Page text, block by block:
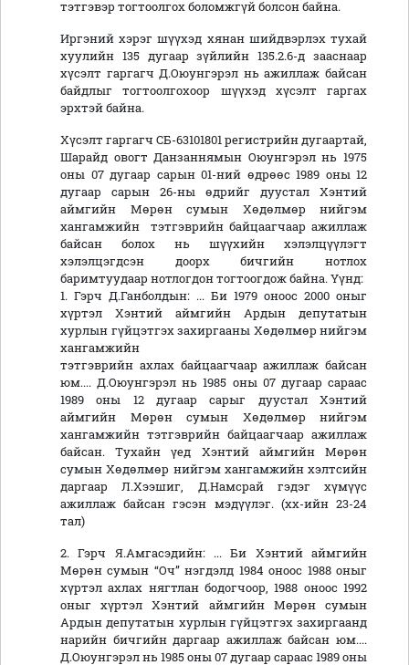
тэтгэвэр тогтоолгох боломжгүй болсон байна.
Иргэний хэрэг шүүхэд хянан шийдвэрлэх тухай
хуулийн 135 дугаар зүйлийн 135.2.6-д зааснаар
хүсэлт гаргагч Д.Оюунгэрэл нь ажиллаж байсан
байдлыг тогтоолгохоор шүүхэд хүсэлт гаргах
эрхтэй байна.
Хүсэлт гаргагч СБ-63101801 регистрийн дугаартай,
Шарайд овогт Данзаннямын Оюунгэрэл нь 1975
оны 07 дугаар сарын 01-ний өдрөөс 1989 оны 12
дугаар сарын 26-ны өдрийг дуустал Хэнтий
аймгийн Мөрөн сумын Хөдөлмөр нийгэм
хангамжийн тэтгэврийн байцаагчаар ажиллаж
байсан болох нь шүүхийн хэлэлцүүлэгт
хэлэлцэгдсэн доорх бичгийн нотлох
баримтуудаар нотлогдон тогтоогдож байна. Үүнд:
1. Гэрч Д.Ганболдын: ... Би 1979 оноос 2000 оныг
хүртэл Хэнтий аймгийн Ардын депутатын
хурлын гүйцэтгэх захиргааны Хөдөлмөр нийгэм
хангамжийн
тэтгэврийн ахлах байцаагчаар ажиллаж байсан
юм.... Д.Оюунгэрэл нь 1985 оны 07 дугаар сараас
1989 оны 12 дугаар сарыг дуустал Хэнтий
аймгийн Мөрөн сумын Хөдөлмөр нийгэм
хангамжийн тэтгэврийн байцаагчаар ажиллаж
байсан. Тухайн үед Хэнтий аймгийн Мөрөн
сумын Хөдөлмөр нийгэм хангамжийн хэлтсийн
даргаар Л.Хээшиг, Д.Намсрай гэдэг хүмүүс
ажиллаж байсан гэсэн мэдүүлэг. (хх-ийн 23-24
тал)
2. Гэрч Я.Амгасэдийн: ... Би Хэнтий аймгийн
Мөрөн сумын “Оч” нэгдэлд 1984 оноос 1988 оныг
хүртэл ахлах нягтлан бодогчоор, 1988 оноос 1992
оныг хүртэл Хэнтий аймгийн Мөрөн сумын
Ардын депутатын хурлын гүйцэтгэх захиргаанд
нарийн бичгийн даргаар ажиллаж байсан юм....
Д.Оюунгэрэл нь 1985 оны 07 дугаар сараас 1989 оны